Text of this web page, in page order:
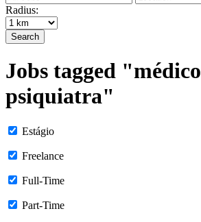
Radius:
Search
Jobs tagged "médico
psiquiatra"
Estágio
Freelance
Full-Time
Part-Time